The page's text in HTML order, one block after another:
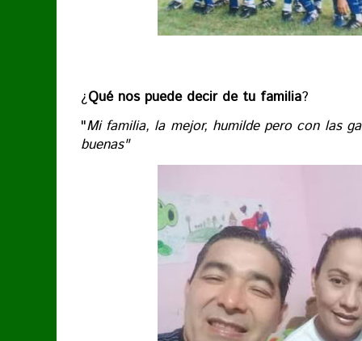
¿Qué nos puede decir de tu familia?
"Mi familia, la mejor, humilde pero con las
buenas"